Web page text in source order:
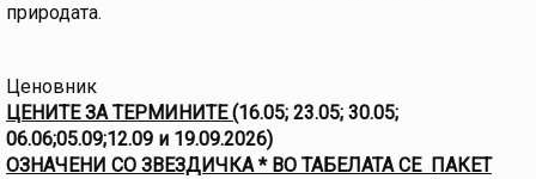
природата.
Ценовник
ЦЕНИТЕ ЗА ТЕРМИНИТЕ (16.05; 23.05; 30.05;
06.06;05.09;12.09 и 19.09.2026)
ОЗНАЧЕНИ СО ЗВЕЗДИЧКА * ВО ТАБЕЛАТА СЕ ПАКЕТ